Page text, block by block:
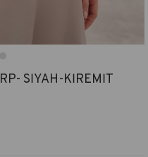
SİYAH-KİREMİT